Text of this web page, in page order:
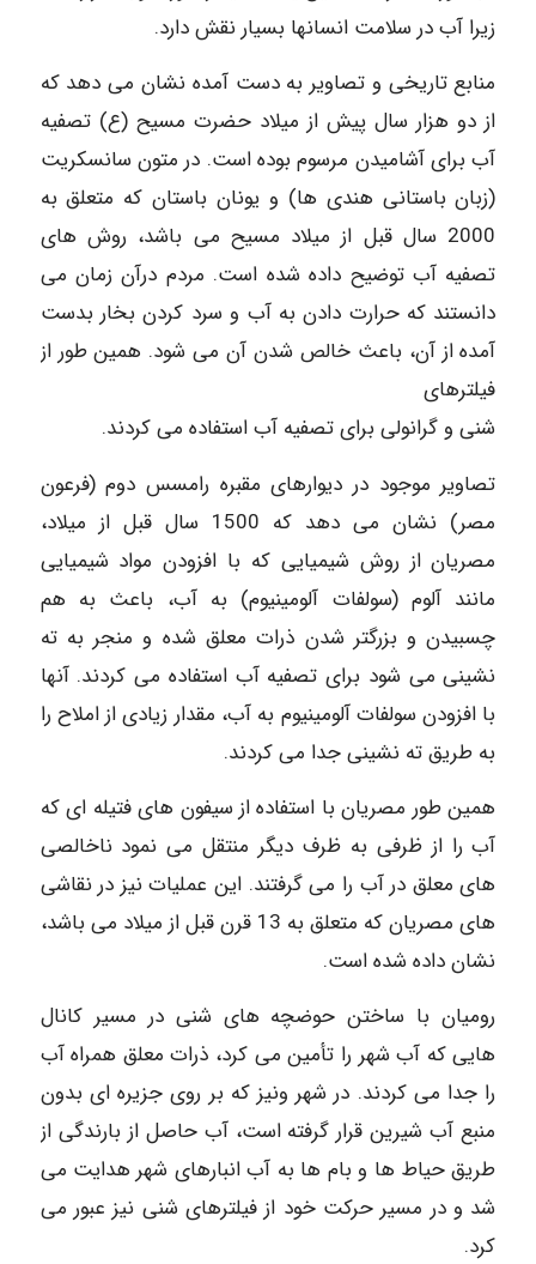
زیرا آب در سلامت انسانها بسیار نقش دارد.
منابع تاریخی و تصاویر به دست آمده نشان می دهد که
از دو هزار سال پیش از میلاد حضرت مسیح (ع) تصفیه
آب برای آشامیدن مرسوم بوده است. در متون سانسکریت
(زبان باستانی هندی ها) و یونان باستان که متعلق به
2000 سال قبل از میلاد مسیح می باشد، روش های
تصفیه آب توضیح داده شده است. مردم درآن زمان می
دانستند که حرارت دادن به آب و سرد کردن بخار بدست
آمده از آن، باعث خالص شدن آن می شود. همین طور از
فیلترهای
شنی و گرانولی برای تصفیه آب استفاده می کردند.
تصاویر موجود در دیوارهای مقبره رامسس دوم (فرعون
مصر) نشان می دهد که 1500 سال قبل از میلاد،
مصریان از روش شیمیایی که با افزودن مواد شیمیایی
مانند آلوم (سولفات آلومینیوم) به آب، باعث به هم
چسبیدن و بزرگتر شدن ذرات معلق شده و منجر به ته
نشینی می شود برای تصفیه آب استفاده می کردند. آنها
با افزودن سولفات آلومینیوم به آب، مقدار زیادی از املاح را
به طریق ته نشینی جدا می کردند.
همین طور مصریان با استفاده از سیفون های فتیله ای که
آب را از ظرفی به ظرف دیگر منتقل می نمود ناخالصی
های معلق در آب را می گرفتند. این عملیات نیز در نقاشی
های مصریان که متعلق به 13 قرن قبل از میلاد می باشد،
نشان داده شده است.
رومیان با ساختن حوضچه های شنی در مسیر کانال
هایی که آب شهر را تأمین می کرد، ذرات معلق همراه آب
را جدا می کردند. در شهر ونیز که بر روی جزیره ای بدون
منبع آب شیرین قرار گرفته است، آب حاصل از بارندگی از
طریق حیاط ها و بام ها به آب انبارهای شهر هدایت می
شد و در مسیر حرکت خود از فیلترهای شنی نیز عبور می
کرد.